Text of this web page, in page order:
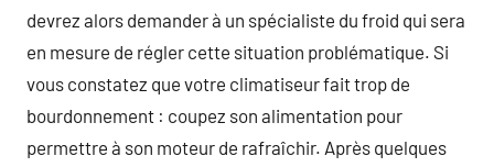
devrez alors demander à un spécialiste du froid qui sera
en mesure de régler cette situation problématique. Si
vous constatez que votre climatiseur fait trop de
bourdonnement : coupez son alimentation pour
permettre à son moteur de rafraîchir. Après quelques